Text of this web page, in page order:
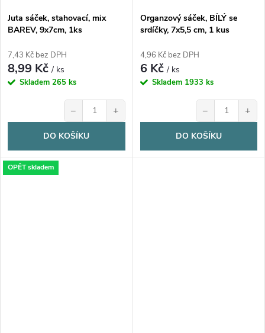
Juta sáček, stahovací, mix
BAREV, 9x7cm, 1ks
7,43 Kč bez DPH
8,99 Kč/ ks
Skladem 265 ks
− +
DO KOŠÍKU
Organzový sáček, BÍLÝ se
srdíčky, 7x5,5 cm, 1 kus
4,96 Kč bez DPH
6 Kč/ ks
Skladem 1933 ks
− +
DO KOŠÍKU
OPĚT skladem